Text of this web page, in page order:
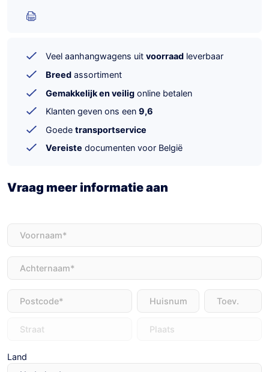
Veel aanhangwagens uit voorraad leverbaar
Breed assortiment
Gemakkelijk en veilig online betalen
Klanten geven ons een 9,6
Goede transportservice
Vereiste documenten voor België
Vraag meer informatie aan
Voornaam
Achternaam
Adres
Land